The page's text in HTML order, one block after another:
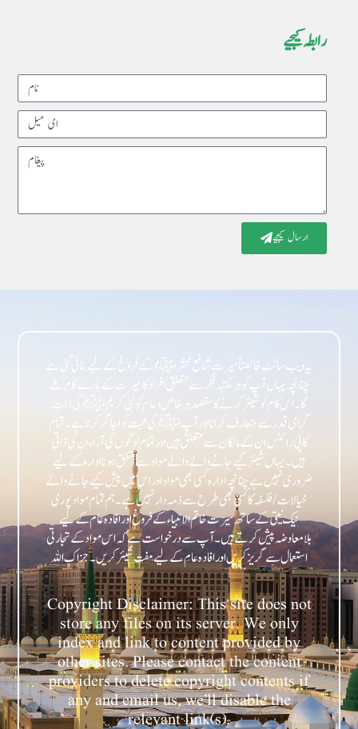
رابطہ کیجیے
Name
Email
Message
ارسال کیجیے
یہ ویب سائٹ خالصتاً سیرت شافع محشر ﷺ کے فروغ کے لیے بنائی گئی ہے
چنانچہ یہاں آپ کو ہر مکتبہ فکر سے متعلق افراد کا سیرت کے بارے کام ملے
گا۔ اس کام کو شیئر کرنے کا مقصد ہر خاص و عام کو نبی کریمﷺ کی ذات
گرامی قدر سے متعارف کرانا اور آپﷺ کی محبت کو اجاگر کرنا ہے۔ تمام
کاپی رائٹس ان کے مالکان سے متعلق ہیں اور تمام لوگوں کی آراء ان کی ذاتی
ہیں۔ یہاں شیئر کیے جانے والے والے مواد سے متفق ہونا ادارہ کے لیے
ضروری نہیں ہے چنانچہ ادارہ کسی بھی مواد اور اس میں پیش کیے جانے والے
خیالات/فلسفہ کا کسی بھی طرح سے ذمہ دار نہیں ہے۔ ہم تمام مواد پوری
نیک نیتی کے ساتھ سیرت خاتم الانبیاء کے فروغ اور افادہ عام کے لیے
بلامعاوضہ پیش کرتے ہیں۔ آپ سے درخواست ہے کہ اس مواد کے تجارتی
استعمال سے گریز کریں اور افادہ عام کے لیے مفت شیئر کریں۔ جزاک اللہ
Copyright Disclaimer: This site does not
store any files on its server. We only
index and link to content provided by
other sites. Please contact the content
providers to delete copyright contents if
any and email us, we’ll disable the
relevant link(s).